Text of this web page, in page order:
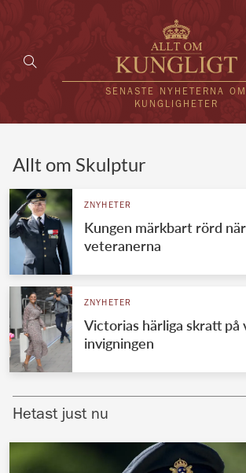
SENASTE NYHETERNA OM
KUNGLIGHETER
UTLÄNDSKT
VÄRLDENS KUNGAHUS
Svenska kungahuset
Brittiska kungahuset
Nederländska kungahuset
REDAKTION
Allt om Skulptur
ZNYHETER
Kungen märkbart rörd
veteranerna
ZNYHETER
Victorias härliga skratt på
invigningen
Hetast just nu